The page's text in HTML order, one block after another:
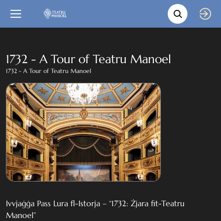
Movie
Back
Language
Close
In English
Bil-Malti
1732 - A Tour of Teatru Manoel
1732 - A Tour of Teatru Manoel
Ivvjaġġa Pass Lura fl-Istorja – “1732: Żjara fit-Teatru
Manoel”